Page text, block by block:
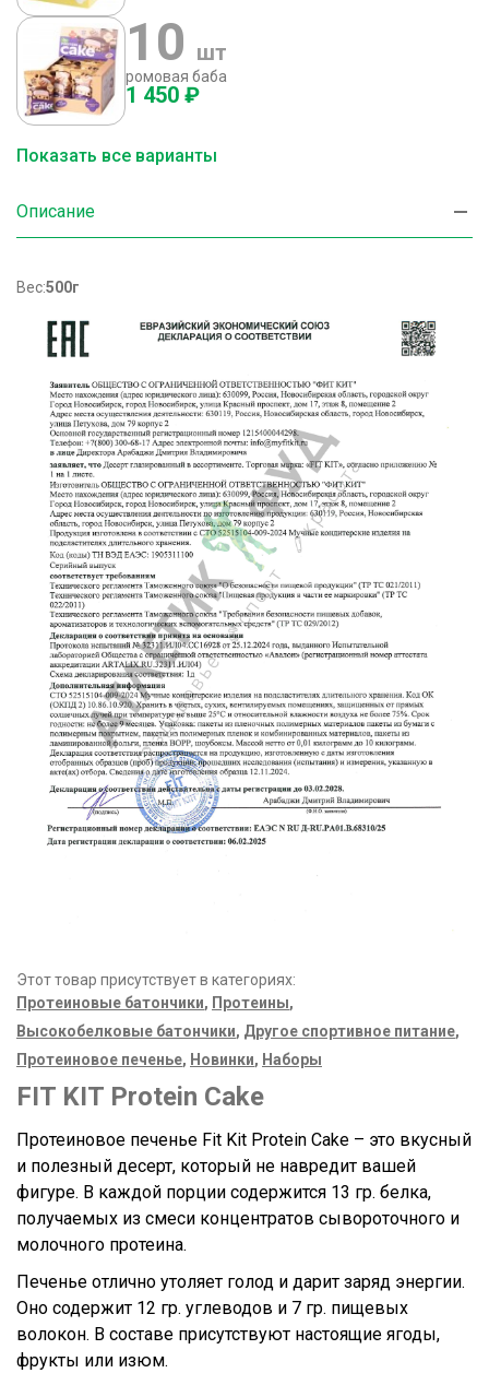
10 шт
ромовая баба
1 450 ₽
Показать все варианты
Описание
Вес:500г
Этот товар присутствует в категориях:
Протеиновые батончики, Протеины,
Высокобелковые батончики, Другое спортивное питание,
Протеиновое печенье, Новинки, Наборы
FIT KIT Protein Cake
Протеиновое печенье Fit Kit Protein Cake – это вкусный
и полезный десерт, который не навредит вашей
фигуре. В каждой порции содержится 13 гр. белка,
получаемых из смеси концентратов сывороточного и
молочного протеина.
Печенье отлично утоляет голод и дарит заряд энергии.
Оно содержит 12 гр. углеводов и 7 гр. пищевых
волокон. В составе присутствуют настоящие ягоды,
фрукты или изюм.